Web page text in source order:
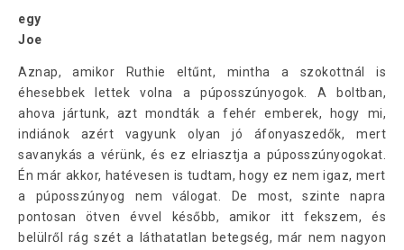
egy
Joe
Aznap, amikor Ruthie eltűnt, mintha a szokottnál is
éhesebbek lettek volna a púposszúnyogok. A boltban,
ahova jártunk, azt mondták a fehér emberek, hogy mi,
indiánok azért vagyunk olyan jó áfonyaszedők, mert
savanykás a vérünk, és ez elriasztja a púposszúnyogokat.
Én már akkor, hatévesen is tudtam, hogy ez nem igaz, mert
a púposszúnyog nem válogat. De most, szinte napra
pontosan ötven évvel később, amikor itt fekszem, és
belülről rág szét a láthatatlan betegség, már nem nagyon